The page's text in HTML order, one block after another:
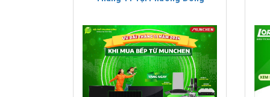
đình bạn không gian phòng tắm hiện đại.
Khuyến mại giảm giá cực lớn khi mua sản phẩm
về chất lượng cũng như mẫu mã. Là đại lý cấp